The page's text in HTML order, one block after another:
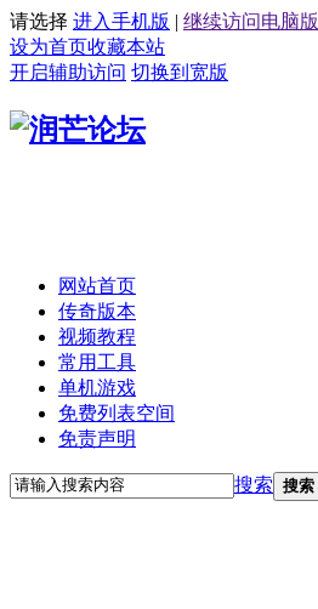
请选择 进入手机版 | 继续访问电脑版
设为首页收藏本站
开启辅助访问 切换到宽版
网站首页
传奇版本
视频教程
常用工具
单机游戏
免费列表空间
免责声明
搜索 搜索